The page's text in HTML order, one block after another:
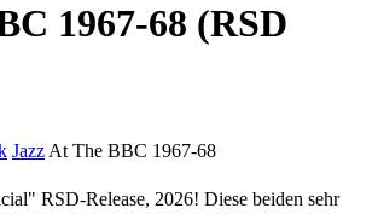
1967-68 (RSD
Jazz At The BBC 1967-68
RSD-Release, 2026! Diese beiden sehr